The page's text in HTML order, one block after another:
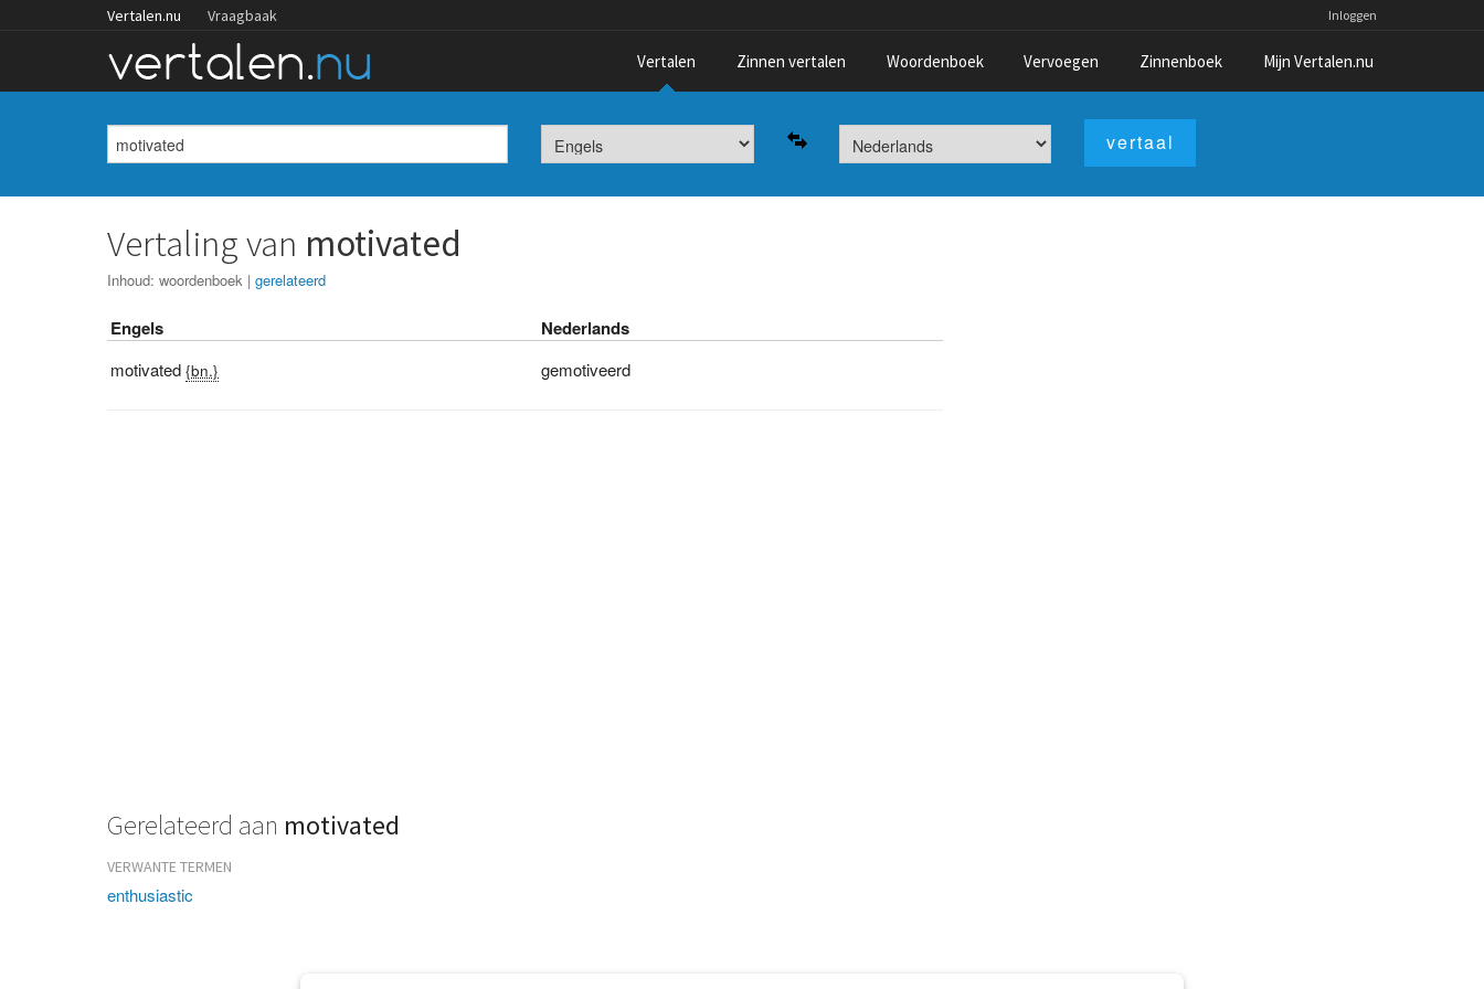
Vertalen.nu Vraagbaak Inloggen
Vertalen Zinnen vertalen Woordenboek Vervoegen Zinnenboek Mijn Vertalen.nu
Vertaling van motivated
Inhoud:woordenboek |gerelateerd
Engels Nederlands
motivated {bn.} gemotiveerd
Gerelateerd aan motivated
VERWANTE TERMEN
enthusiastic